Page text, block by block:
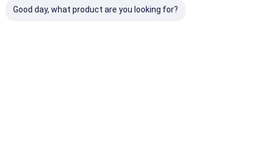
Good day, what product are you looking for?